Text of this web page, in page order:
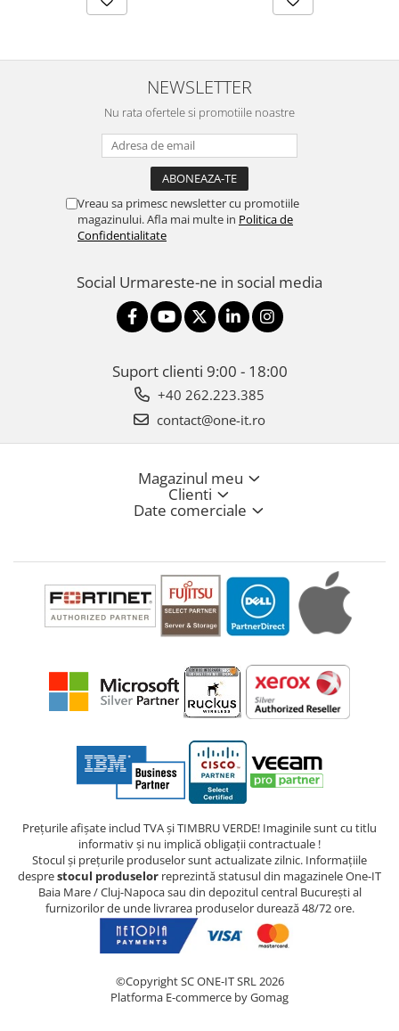
NEWSLETTER
Nu rata ofertele si promotiile noastre
Vreau sa primesc newsletter cu promotiile
magazinului. Afla mai multe in Politica de
Confidentialitate
Social Urmareste-ne in social media
Suport clienti 9:00 - 18:00
+40 262.223.385
contact@one-it.ro
Magazinul meu
Clienti
Date comerciale
Prețurile afișate includ TVA și TIMBRU VERDE! Imaginile sunt cu titlu
informativ și nu implică obligații contractuale !
Stocul și prețurile produselor sunt actualizate zilnic. Informațiile
desprestocul produselor reprezintă statusul din magazinele One-IT
Baia Mare / Cluj-Napoca sau din depozitul central București al
furnizorilor de unde livrarea produselor durează 48/72 ore.
©Copyright SC ONE-IT SRL 2026
Platforma E-commerce by Gomag